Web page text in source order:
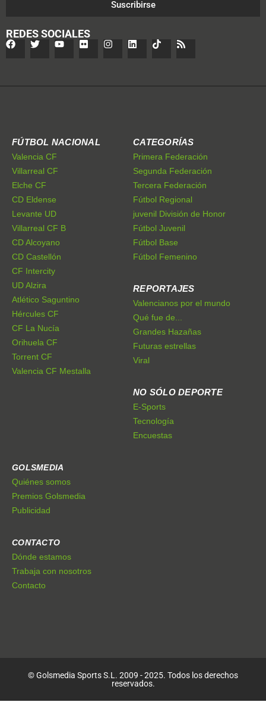
Suscribirse
REDES SOCIALES
FÚTBOL NACIONAL
Valencia CF
Villarreal CF
Elche CF
CD Eldense
Levante UD
Villarreal CF B
CD Alcoyano
CD Castellón
CF Intercity
UD Alzira
Atlético Saguntino
Hércules CF
CF La Nucía
Orihuela CF
Torrent CF
Valencia CF Mestalla
CATEGORÍAS
Primera Federación
Segunda Federación
Tercera Federación
Fútbol Regional
juvenil División de Honor
Fútbol Juvenil
Fútbol Base
Fútbol Femenino
REPORTAJES
Valencianos por el mundo
Qué fue de...
Grandes Hazañas
Futuras estrellas
Viral
NO SÓLO DEPORTE
E-Sports
Tecnología
Encuestas
GOLSMEDIA
Quiénes somos
Premios Golsmedia
Publicidad
CONTACTO
Dónde estamos
Trabaja con nosotros
Contacto
© Golsmedia Sports S.L. 2009 - 2025. Todos los derechos
reservados.